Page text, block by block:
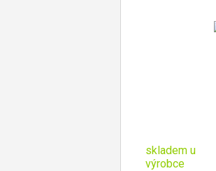
skladem u
výrobce